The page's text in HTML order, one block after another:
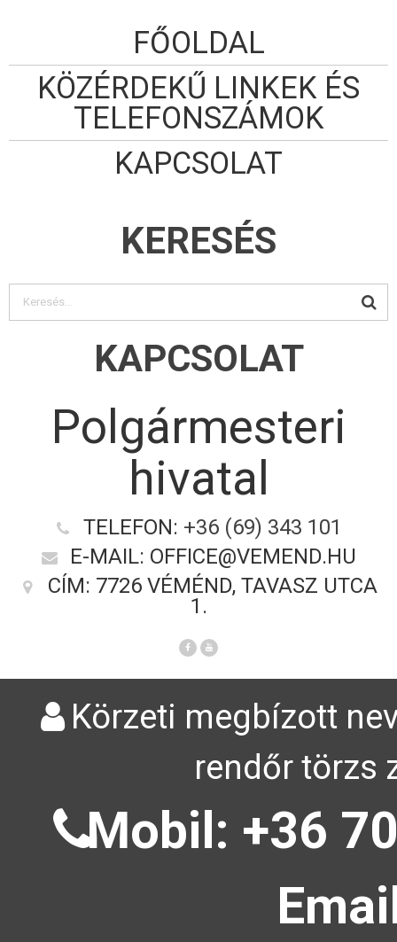
FŐOLDAL
KÖZÉRDEKŰ LINKEK ÉS
TELEFONSZÁMOK
KAPCSOLAT
KERESÉS
KAPCSOLAT
Polgármesteri
hivatal
TELEFON: +36 (69) 343 101
E-MAIL: OFFICE@VEMEND.HU
CÍM: 7726 VÉMÉND, TAVASZ UTCA
1.
Körzeti megbízott
rendőr törzs
Mobil: +36